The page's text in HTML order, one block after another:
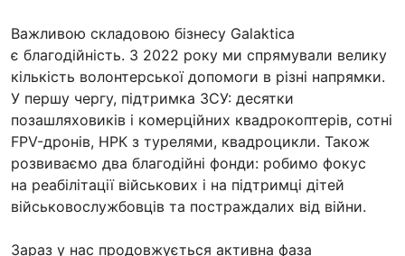
Важливою складовою бізнесу Galaktica
є благодійність. З 2022 року ми спрямували велику
кількість волонтерської допомоги в різні напрямки.
У першу чергу, підтримка ЗСУ: десятки
позашляховиків і комерційних квадрокоптерів, сотні
FPV-дронів, НРК з турелями, квадроцикли. Також
розвиваємо два благодійні фонди: робимо фокус
на реабілітації військових і на підтримці дітей
військовослужбовців та постраждалих від війни.
Зараз у нас продовжується активна фаза